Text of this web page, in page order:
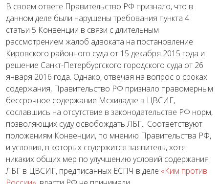
В своем ответе Правительство РФ признало, что в
данном деле были нарушены требования пункта 4
статьи 5 Конвенции в связи с длительным
рассмотрением жалоб адвоката на постановление
Кировского районного суда от 15 декабря 2015 года и
решение Санкт-Петербургского городского суда от 26
января 2016 года. Однако, отвечая на вопрос о сроках
содержания, Правительство РФ признало правомерным
бессрочное содержание Мсхиладзе в ЦВСИГ,
сославшись на отсутствие в законодательстве РФ норм,
позволяющих суду освобождать ЛБГ. Соответствуют
положениям Конвенции, по мнению Правительства РФ,
и условия, в которых содержится заявитель, хотя
никаких общих мер по улучшению условий содержания
ЛБГ в ЦВСИГ, предписанных ЕСПЧ в деле «Ким против